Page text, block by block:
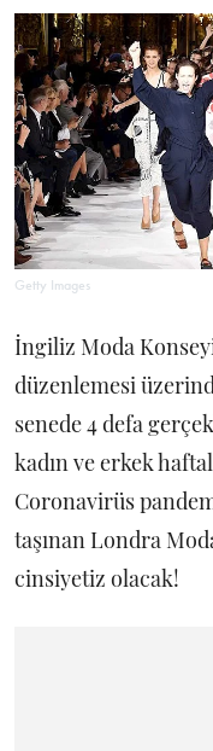
Getty Images
İngiliz Moda
düzenlemesi
senede 4 defa
kadın ve erkek
Coronavirüs
taşınan Londra
cinsiyetiz olacak!